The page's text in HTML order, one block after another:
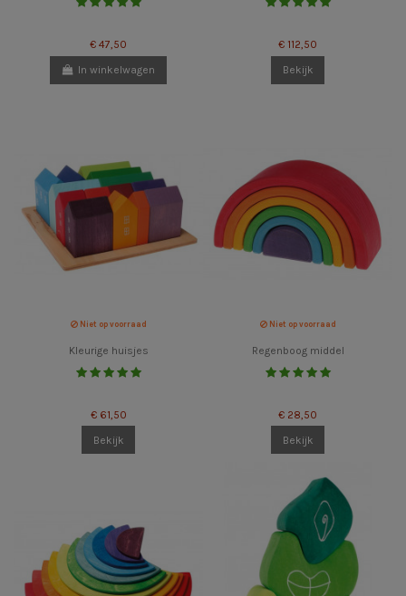
€ 47,50
In winkelwagen
€ 112,50
Bekijk
Niet op voorraad
Kleurige huisjes
€ 61,50
Bekijk
Niet op voorraad
Regenboog middel
€ 28,50
Bekijk